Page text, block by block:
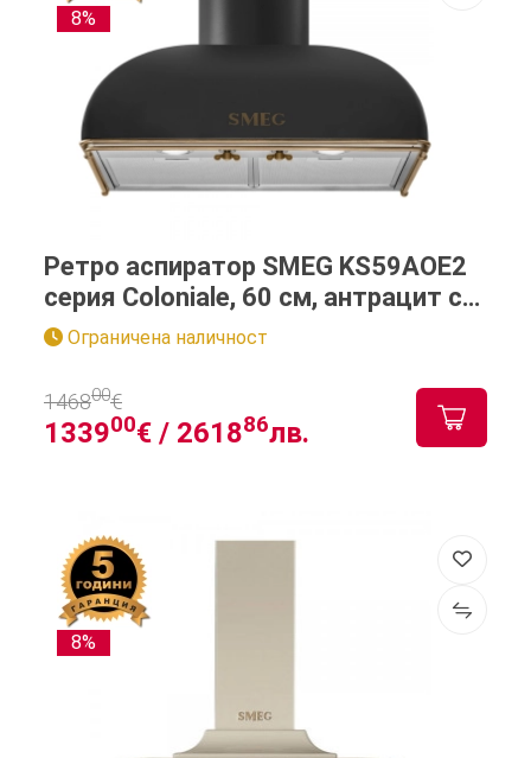
8%
Ретро аспиратор SMEG KS59AOE2
серия Coloniale, 60 см, антрацит с
месинг
Ограничена наличност
133900€ / 261886лв.
146800€
8%